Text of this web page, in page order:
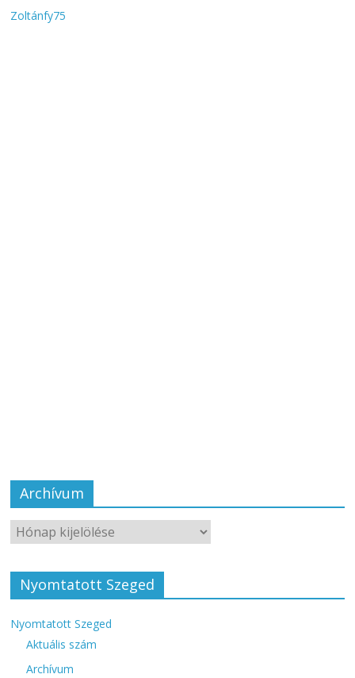
Zoltánfy75
Archívum
Nyomtatott Szeged
Nyomtatott Szeged
Aktuális szám
Archívum